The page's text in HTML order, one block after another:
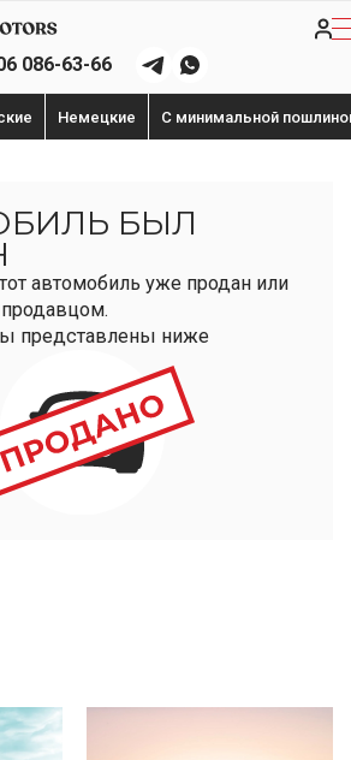
086-63-66
Немецкие С минимальной
БЫЛ
автомобиль уже продан или
представлены ниже